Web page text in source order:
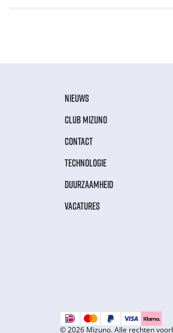
NIEUWS
CLUB MIZUNO
CONTACT
TECHNOLOGIE
DUURZAAMHEID
VACATURES
© 2026 Mizuno. Alle rechten